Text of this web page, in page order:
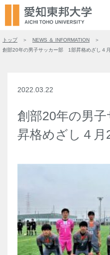
トップ
NEWS ＆ INFORMATION
創部20年の男子サッカー部 1部昇格めざし４
2022.03.22
創部20年の男
昇格めざし４